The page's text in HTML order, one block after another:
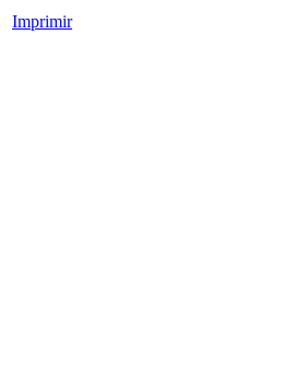
Imprimir